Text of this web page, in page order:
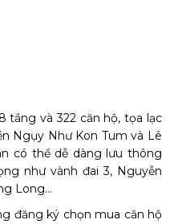
tầng và 322 căn hộ, tọa lạc
Ngụy Như Kon Tum và Lê
có thể dễ dàng lưu thông
như vành đai 3, Nguyễn
Long…
đăng ký chọn mua căn hộ